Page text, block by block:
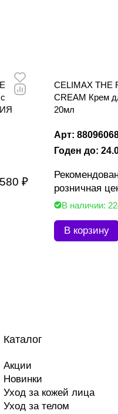
580 ₽
CELIMAX THE
CREAM Крем
20мл
Арт:
Годен до:
розничная
В наличии:
В корзину
Каталог
Акции
Новинки
Уход за кожей лица
Уход за телом